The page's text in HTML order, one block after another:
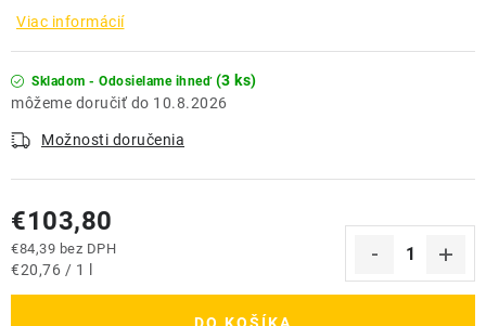
Viac informácií
Skladom - Odosielame ihneď (3 ks)
10.8.2026
Možnosti doručenia
€103,80
€84,39 bez DPH
Jednotková cena:
€20,76 / 1 l